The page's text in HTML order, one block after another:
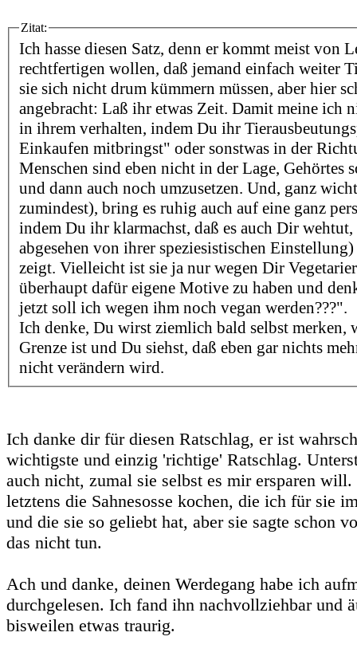
Zitat:
Ich hasse diesen Satz, denn er kommt meist von
rechtfertigen wollen, daß jemand einfach weiter
sie sich nicht drum kümmern müssen, aber hier
angebracht: Laß ihr etwas Zeit. Damit meine ich
in ihrem verhalten, indem Du ihr
Einkaufen mitbringst" oder sonstwas in der
Menschen sind eben nicht in der Lage, Gehörtes
und dann auch noch umzusetzen. Und, ganz
zumindest), bring es ruhig auch auf eine ganz
indem Du ihr klarmachst, daß es auch Dir
abgesehen von ihrer speziesistischen
zeigt. Vielleicht ist sie ja nur wegen Dir
überhaupt dafür eigene Motive zu haben und
jetzt soll ich wegen ihm noch vegan werden???".
Ich denke, Du wirst ziemlich bald selbst merken,
Grenze ist und Du siehst, daß eben gar nichts
nicht verändern wird.
Ich danke dir für diesen Ratschlag, er ist
wichtigste und einzig 'richtige' Ratschlag.
auch nicht, zumal sie selbst es mir ersparen
letztens die Sahnesosse kochen, die ich für sie
und die sie so geliebt hat, aber sie sagte schon
das nicht tun.
Ach und danke, deinen Werdegang habe ich
durchgelesen. Ich fand ihn nachvollziehbar und
bisweilen etwas traurig.